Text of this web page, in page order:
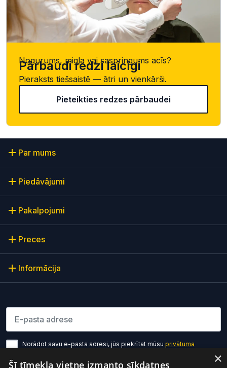
Nogurums, migla vai saspringums acīs?
Pārbaudi redzi laicīgi
Pieraksts tiešsaistē — ātri un vienkārši.
Pieteikties redzes pārbaudei
Par mums
Piedāvājumi
Pakalpojumi
Preces
Informācija
Lūdzu ievadiet e-pasta adresi
Norādot savu e-pasta adresi, jūs piekrītat mūsu privātuma
×
Šī tīmekļa vietne izmanto sīkdatnes